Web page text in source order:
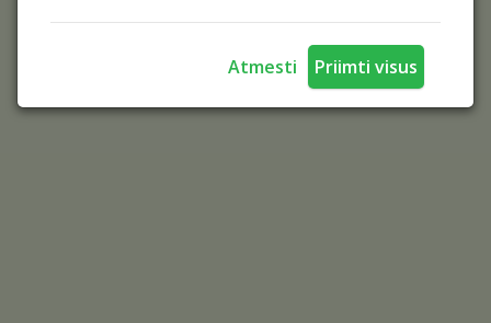
Atmesti Priimti visus